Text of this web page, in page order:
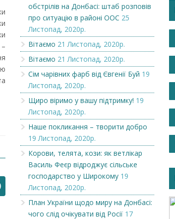
обстрілів на Донбасі: штаб розповів
про ситуацію в районі ООС 25
Листопад, 2020р.
Вітаємо 21 Листопад, 2020р.
Вітаємо 21 Листопад, 2020р.
Сім чарівних фарб від Євгенії Буй 19
Листопад, 2020р.
Щиро віримо у вашу підтримку! 19
Листопад, 2020р.
Наше покликання – творити добро
19 Листопад, 2020р.
Корови, телята, кози: як ветлікар
Василь Феєр відроджує сільське
господарство у Широкому 19
Листопад, 2020р.
План України щодо миру на Донбасі:
чого слід очікувати від Росії 17